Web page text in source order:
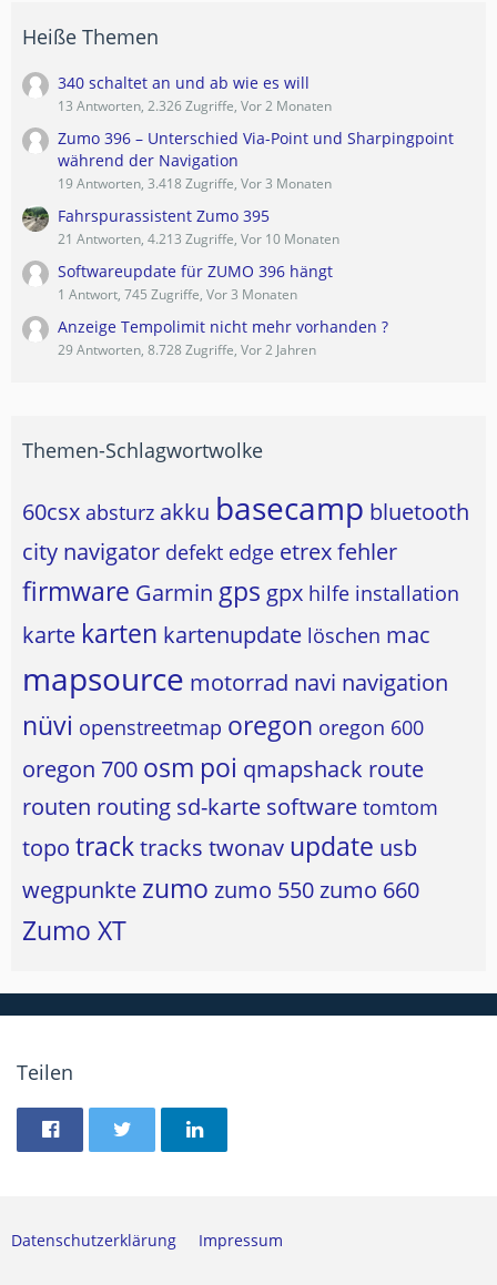
Heiße Themen
340 schaltet an und ab wie es will
13 Antworten, 2.326 Zugriffe, Vor 2 Monaten
Zumo 396 – Unterschied Via-Point und Sharpingpoint
während der Navigation
19 Antworten, 3.418 Zugriffe, Vor 3 Monaten
Fahrspurassistent Zumo 395
21 Antworten, 4.213 Zugriffe, Vor 10 Monaten
Softwareupdate für ZUMO 396 hängt
1 Antwort, 745 Zugriffe, Vor 3 Monaten
Anzeige Tempolimit nicht mehr vorhanden ?
29 Antworten, 8.728 Zugriffe, Vor 2 Jahren
Themen-Schlagwortwolke
60csx absturz akku basecamp bluetooth
city navigator defekt edge etrexfehler
firmware Garmin gps gpx hilfe installation
karte karten kartenupdate löschen mac
mapsource motorrad navi navigation
nüvi openstreetmap oregon oregon 600
oregon 700 osm poi qmapshack route
routen routing sd-karte software tomtom
topo tracktracks twonav update usb
wegpunkte zumo zumo 550zumo 660
Zumo XT
Teilen
Datenschutzerklärung Impressum